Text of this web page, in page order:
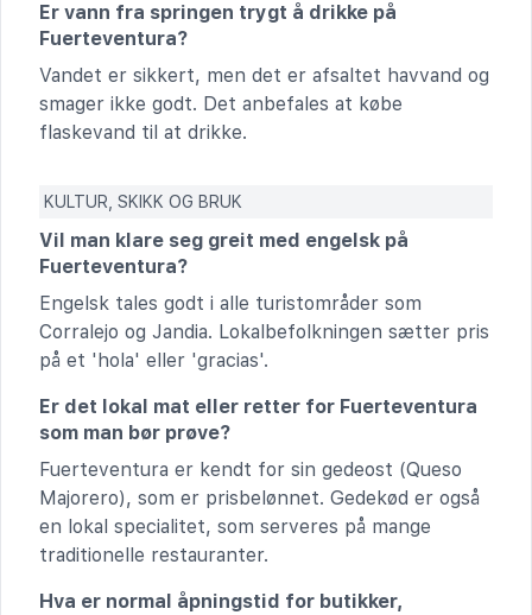
Er vann fra springen trygt å drikke på
Fuerteventura?
Vandet er sikkert, men det er afsaltet havvand og
smager ikke godt. Det anbefales at købe
flaskevand til at drikke.
KULTUR, SKIKK OG BRUK
Vil man klare seg greit med engelsk på
Fuerteventura?
Engelsk tales godt i alle turistområder som
Corralejo og Jandia. Lokalbefolkningen sætter pris
på et 'hola' eller 'gracias'.
Er det lokal mat eller retter for Fuerteventura
som man bør prøve?
Fuerteventura er kendt for sin gedeost (Queso
Majorero), som er prisbelønnet. Gedekød er også
en lokal specialitet, som serveres på mange
traditionelle restauranter.
Hva er normal åpningstid for butikker,